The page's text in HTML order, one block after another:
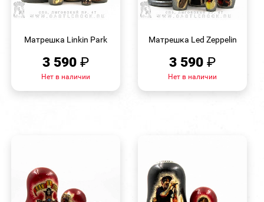
Матрешка Linkin Park
3 590 ₽
Нет в наличии
Матрешка Led Zeppelin
3 590 ₽
Нет в наличии